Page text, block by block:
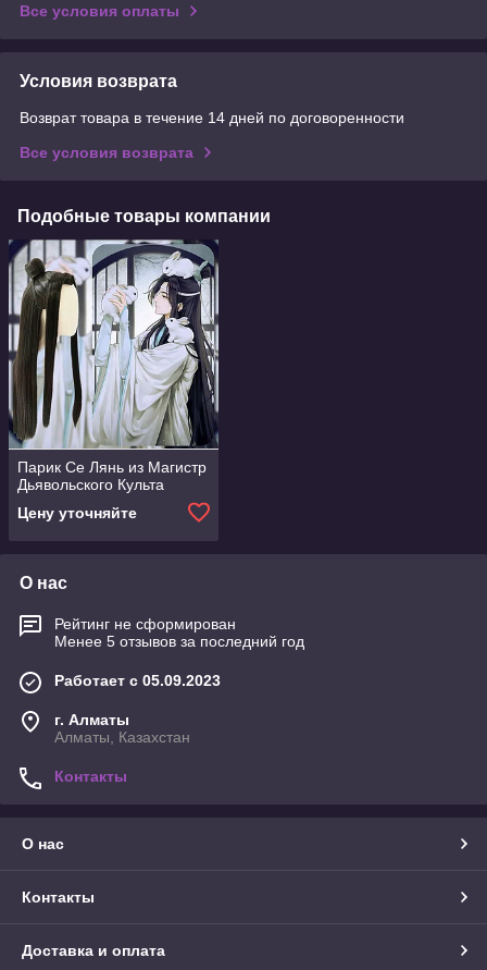
Все условия оплаты
Условия возврата
Возврат товара в течение 14 дней по договоренности
Все условия возврата
Подобные товары компании
Парик Се Лянь из Магистр
Дьявольского Культа
Цену уточняйте
О нас
Рейтинг не сформирован
Менее 5 отзывов за последний год
Работает с 05.09.2023
г. Алматы
Алматы, Казахстан
Контакты
О нас
Контакты
Доставка и оплата